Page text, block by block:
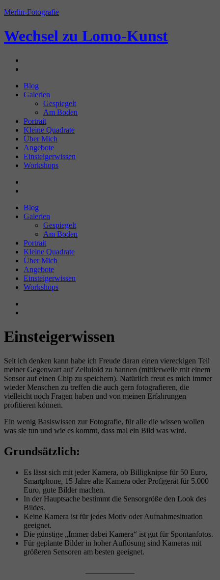
Zum
springen
Merlin-Fotografie
Wechsel zu Lomo-Kunst
Blog
Galerien
Gespiegelt
Am Boden
Portrait
Kleine Quadrate
Über Mich
Angebote
Einsteigerwissen
Workshops
Blog
Galerien
Gespiegelt
Am Boden
Portrait
Kleine Quadrate
Über Mich
Angebote
Einsteigerwissen
Workshops
Einsteigerwissen
Seit ich denken kann habe ich Freude daran einen viereckigen Teil
meiner Gegenwart auf Zelluloid zu bannen (mittlerweile mit einem
Sensor auf einen Chip zu speichern). Natürlich freut es mich immer
wieder Menschen zu treffen die auch gern fotografieren, die
vielleicht noch Fragen haben und von meinen Erfahrungen
profitieren können.
Ein wenig Basiswissen zur Fotografie, für alle die wissen wollen
was sie tun und wie es kommt, dass mal ein Bild was wird.
Grundsätzlich:
Es lässt sich mit jeder Kamera, ob Billigknipse für 50 Euro,
Smartphone, 15 Jahre alte Kamera oder Profigerät für 5.000
Euro, gute Bilder machen.
In der Hauptsache bestimmt die Sensorgröße den Look des
Bildes.
Keine Kamera ist für jedes Motiv oder Aufnahmesituation
geeignet.
Die günstige „Immer dabei Kamera“ ist gut für Spontanfotos.
Für geplante Bilder in hoher Auflösung sind Kameras mit
größeren Sensoren am besten geeignet.